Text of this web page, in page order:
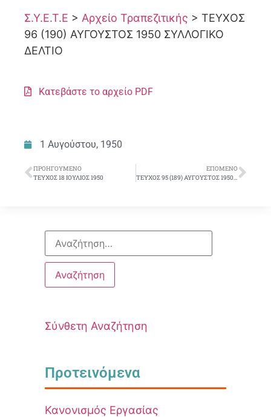
Σ.Υ.Ε.Τ.Ε > Αρχείο Τραπεζιτικής > ΤΕΥΧΟΣ
96 (190) ΑΥΓΟΥΣΤΟΣ 1950 ΣΥΛΛΟΓΙΚΟ
ΔΕΛΤΙΟ
Κατεβάστε το αρχείο PDF
1 Αυγούστου, 1950
ΠΡΟΗΓΟΎΜΕΝΟ
ΤΕΥΧΟΣ 18 ΙΟΥΛΙΟΣ 1950
ΕΠΌΜΕΝΟ
Σύνθετη Αναζήτηση
Προτεινόμενα
Κανονισμός Εργασίας